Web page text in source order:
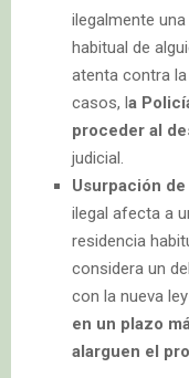
ilegalmente
habitual de
atenta contra la
casos, la
proceder al
judicial.
Usurpación
ilegal afecta a
residencia
considera un
con la nueva ley
en un plazo
alarguen el